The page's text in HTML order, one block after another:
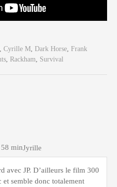
Cyrille M Dark Horse Frank
Rackham Survival
Jyrille
min
avec JP. D’ailleurs le film 300
et semble donc totalement